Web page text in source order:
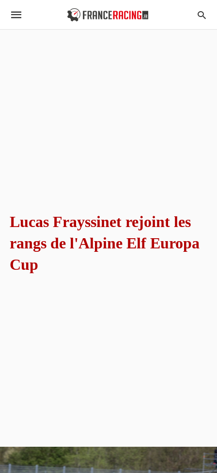
Lucas Frayssinet rejoint les
rangs de l'Alpine Elf Europa
Cup